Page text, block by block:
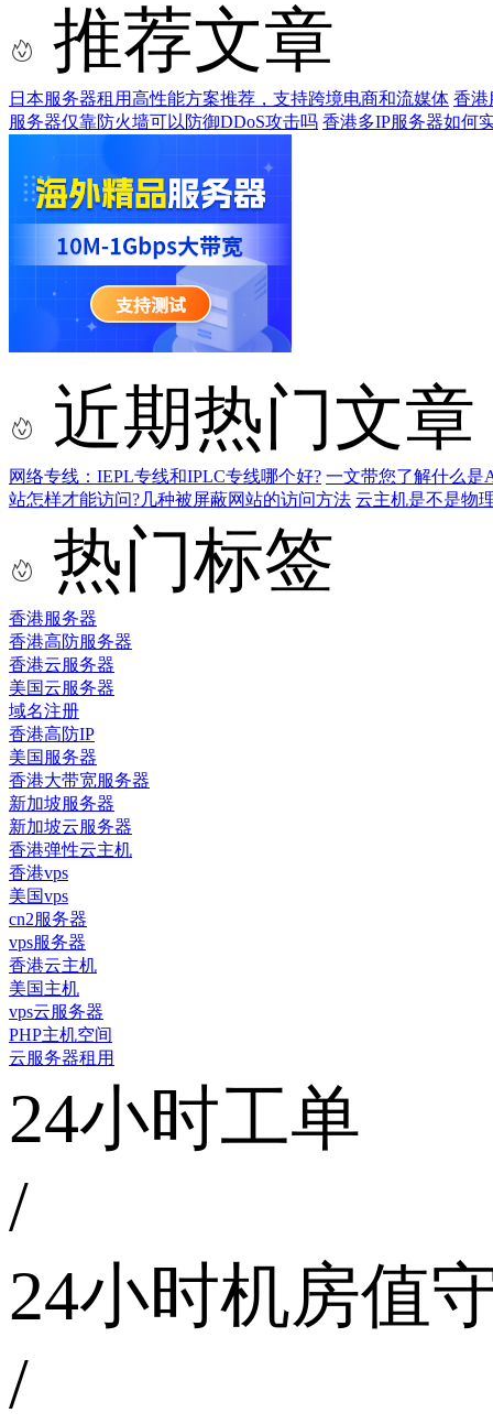
推荐文章
日本服务器租用高性能方案推荐，支持跨境电商和流媒体 香港
服务器仅靠防火墙可以防御DDoS攻击吗 香港多IP服务器如何
近期热门文章
网络专线：IEPL专线和IPLC专线哪个好? 一文带您了解什么是
站怎样才能访问?几种被屏蔽网站的访问方法 云主机是不是物
热门标签
香港服务器
香港高防服务器
香港云服务器
美国云服务器
域名注册
香港高防IP
美国服务器
香港大带宽服务器
新加坡服务器
新加坡云服务器
香港弹性云主机
香港vps
美国vps
cn2服务器
vps服务器
香港云主机
美国主机
vps云服务器
PHP主机空间
云服务器租用
24小时工单
/
24小时机房值
/